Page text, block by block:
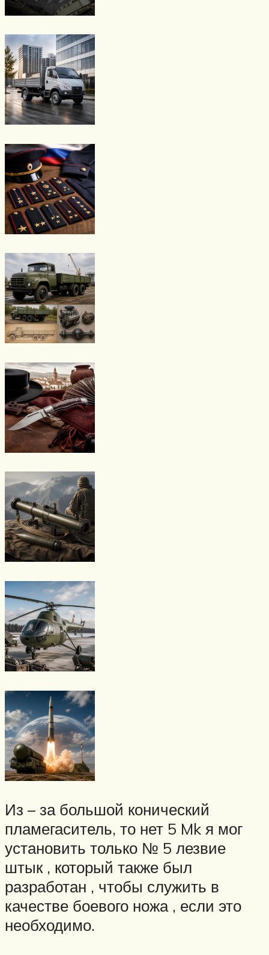
Из – за большой конический
пламегаситель, то нет 5 Mk я мог
установить только № 5 лезвие
штык , который также был
разработан , чтобы служить в
качестве боевого ножа , если это
необходимо.